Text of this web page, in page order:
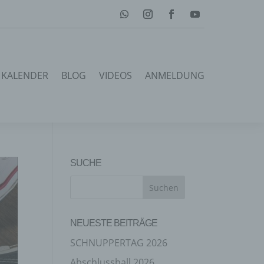
KALENDER BLOG VIDEOS ANMELDUNG
SUCHE
NEUESTE BEITRÄGE
SCHNUPPERTAG 2026